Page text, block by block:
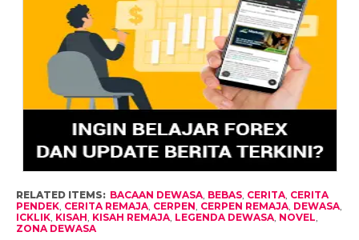
RELATED ITEMS: BACAAN DEWASA, BEBAS, CERITA, CERITA
PENDEK, CERITA REMAJA, CERPEN, CERPEN REMAJA, DEWASA,
ICKLIK, KISAH, KISAH REMAJA, LEGENDA DEWASA, NOVEL,
ZONA DEWASA